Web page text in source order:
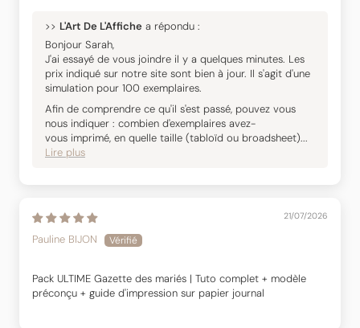
>> L'Art De L'Affiche a répondu :
Bonjour Sarah,
J'ai essayé de vous joindre il y a quelques minutes. Les
prix indiqué sur notre site sont bien à jour. Il s'agit d'une
simulation pour 100 exemplaires.
Afin de comprendre ce qu'il s'est passé, pouvez vous
nous indiquer : combien d'exemplaires avez-
vous imprimé, en quelle taille (tabloïd ou broadsheet)...
Lire plus
21/07/2026
Pauline BIJON
Pack ULTIME Gazette des mariés | Tuto complet + modèle
préconçu + guide d'impression sur papier journal